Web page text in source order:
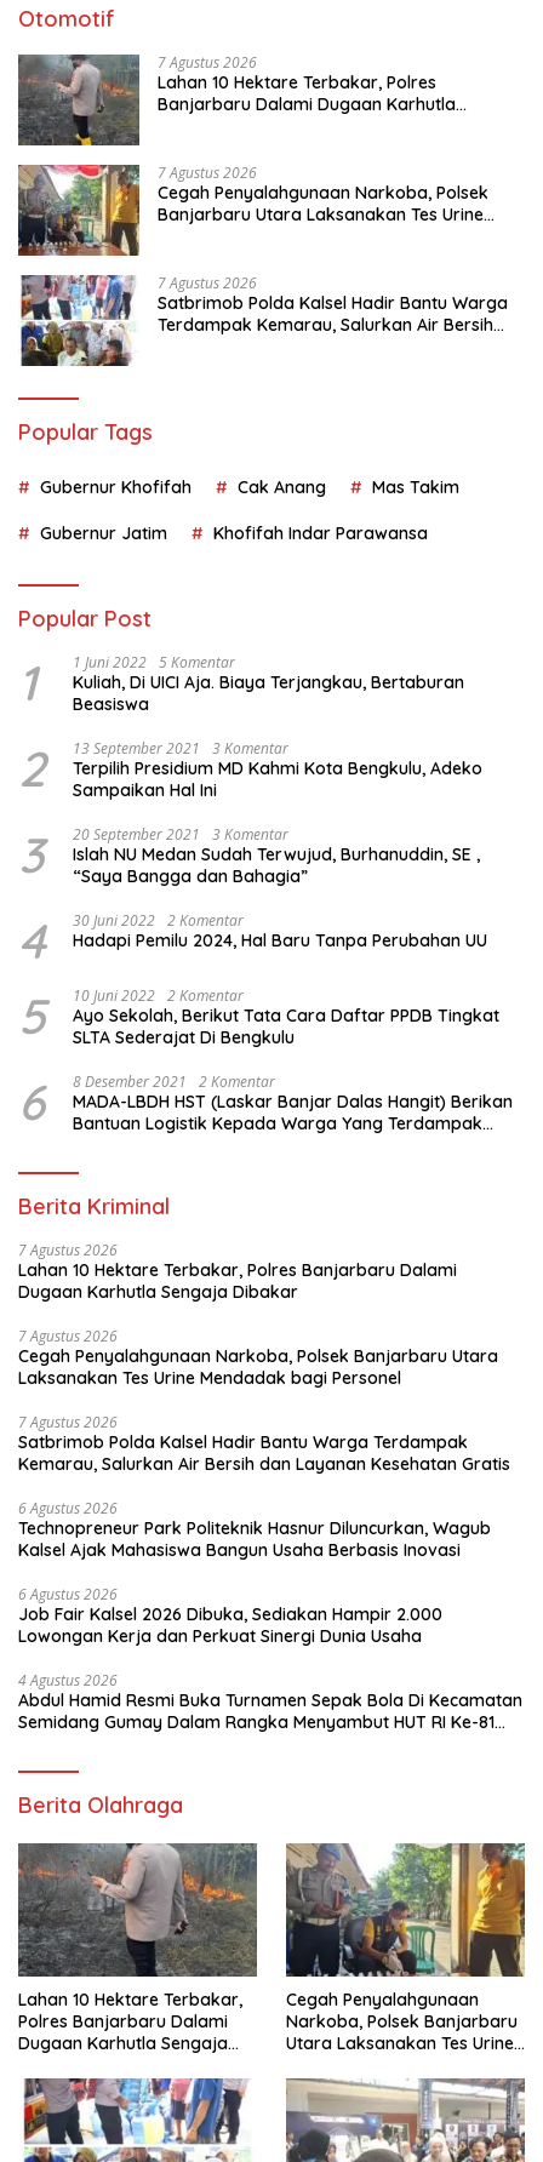
Otomotif
7 Agustus 2026
Lahan 10 Hektare Terbakar, Polres
Banjarbaru Dalami Dugaan Karhutla
7 Agustus 2026
Cegah Penyalahgunaan Narkoba, Polsek
Banjarbaru Utara Laksanakan Tes Urine
7 Agustus 2026
Satbrimob Polda Kalsel Hadir Bantu Warga
Terdampak Kemarau, Salurkan Air Bersih
Popular Tags
Gubernur Khofifah Cak Anang Mas Takim
Gubernur Jatim Khofifah Indar Parawansa
Popular Post
1 1 Juni 2022 5 Komentar
Kuliah, Di UICI Aja. Biaya Terjangkau, Bertaburan
Beasiswa
2 13 September 2021 3 Komentar
Terpilih Presidium MD Kahmi Kota Bengkulu, Adeko
Sampaikan Hal Ini
3 20 September 2021 3 Komentar
Islah NU Medan Sudah Terwujud, Burhanuddin, SE ,
“Saya Bangga dan Bahagia”
4 30 Juni 2022 2 Komentar
Hadapi Pemilu 2024, Hal Baru Tanpa Perubahan UU
5 10 Juni 2022 2 Komentar
Ayo Sekolah, Berikut Tata Cara Daftar PPDB Tingkat
SLTA Sederajat Di Bengkulu
6 8 Desember 2021 2 Komentar
MADA-LBDH HST (Laskar Banjar Dalas Hangit) Berikan
Bantuan Logistik Kepada Warga Yang Terdampak
Berita Kriminal
7 Agustus 2026
Lahan 10 Hektare Terbakar, Polres Banjarbaru Dalami
Dugaan Karhutla Sengaja Dibakar
7 Agustus 2026
Cegah Penyalahgunaan Narkoba, Polsek Banjarbaru Utara
Laksanakan Tes Urine Mendadak bagi Personel
7 Agustus 2026
Satbrimob Polda Kalsel Hadir Bantu Warga Terdampak
Kemarau, Salurkan Air Bersih dan Layanan Kesehatan Gratis
6 Agustus 2026
Technopreneur Park Politeknik Hasnur Diluncurkan, Wagub
Kalsel Ajak Mahasiswa Bangun Usaha Berbasis Inovasi
6 Agustus 2026
Job Fair Kalsel 2026 Dibuka, Sediakan Hampir 2.000
Lowongan Kerja dan Perkuat Sinergi Dunia Usaha
4 Agustus 2026
Abdul Hamid Resmi Buka Turnamen Sepak Bola Di Kecamatan
Semidang Gumay Dalam Rangka Menyambut HUT RI Ke-81
Berita Olahraga
Lahan 10 Hektare Terbakar,
Polres Banjarbaru Dalami
Dugaan Karhutla Sengaja
Cegah Penyalahgunaan
Narkoba, Polsek Banjarbaru
Utara Laksanakan Tes Urine